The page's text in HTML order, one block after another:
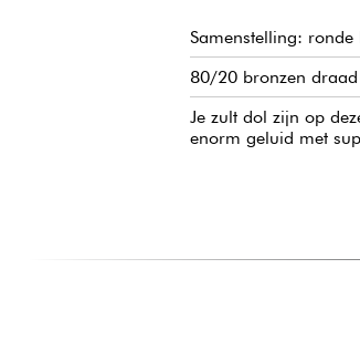
Samenstelling:
80/20 bronzen
Je zult dol zijn op
enorm geluid met